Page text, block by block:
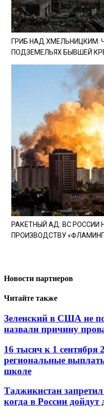
ГРИБ НАД ХМЕЛЬНИЦКИМ:
ПОДЗЕМЕЛЬЯХ БЫВШЕЙ
РАКЕТНЫЙ АД: ВС РОССИИ
ПРОИЗВОДСТВУ
Новости партнеров
Читайте также
Зеленский в США не
назвали причину
16 тысяч к 1
региональные
школе
Таджикистан
когда в России